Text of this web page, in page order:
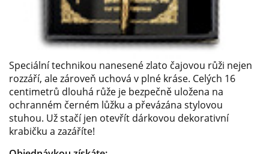
Speciální technikou nanesené zlato čajovou růži nejen
rozzáří, ale zároveň uchová v plné kráse. Celých 16
centimetrů dlouhá růže je bezpečně uložena na
ochranném černém lůžku a převázána stylovou
stuhou. Už stačí jen otevřít dárkovou dekorativní
krabičku a zazáříte!